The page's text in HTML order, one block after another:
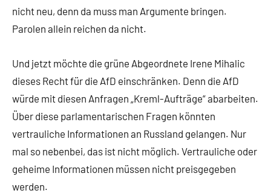
nicht neu, denn da muss man Argumente bringen.
Parolen allein reichen da nicht.
Und jetzt möchte die grüne Abgeordnete Irene Mihalic
dieses Recht für die AfD einschränken. Denn die AfD
würde mit diesen Anfragen „Kreml-Aufträge“ abarbeiten.
Über diese parlamentarischen Fragen könnten
vertrauliche Informationen an Russland gelangen. Nur
mal so nebenbei, das ist nicht möglich. Vertrauliche oder
geheime Informationen müssen nicht preisgegeben
werden.